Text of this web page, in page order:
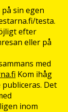
sin egen
testa.
efter
eller på
med
Kom ihåg
Det
inom